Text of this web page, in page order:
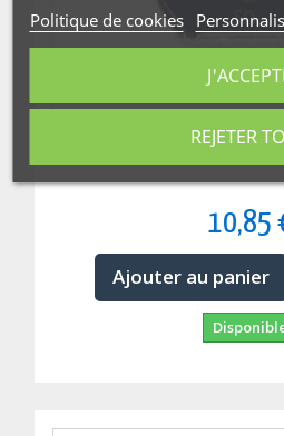
10,85
Ajouter au panier
Politique de cookies
REJETER